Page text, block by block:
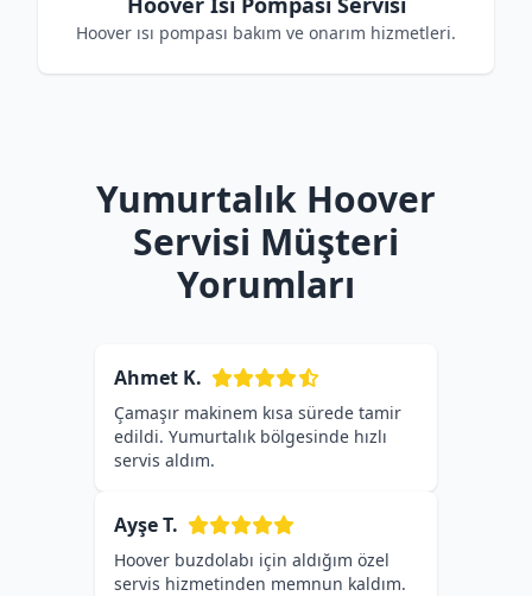
Hoover ısı pompası bakım ve onarım hizmetleri.
Yumurtalık Hoover
Servisi Müşteri
Yorumları
Ahmet K.
Çamaşır makinem kısa sürede tamir
edildi. Yumurtalık bölgesinde hızlı
servis aldım.
Ayşe T.
Hoover buzdolabı için aldığım özel
servis hizmetinden memnun kaldım.